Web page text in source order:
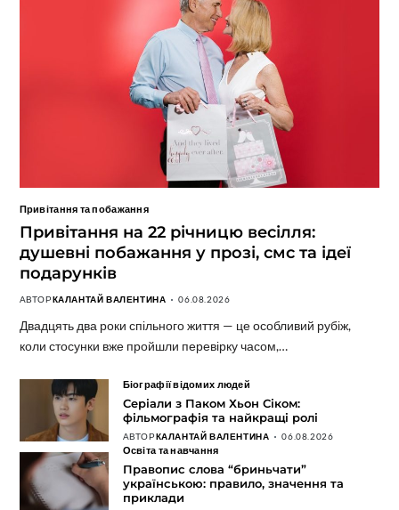
Привітання та побажання
Привітання на 22 річницю весілля:
душевні побажання у прозі, смс та ідеї
подарунків
АВТОРКАЛАНТАЙ ВАЛЕНТИНА 06.08.2026
Двадцять два роки спільного життя — це особливий рубіж,
коли стосунки вже пройшли перевірку часом,…
Біографії відомих людей
Серіали з Паком Хьон Сіком:
фільмографія та найкращі ролі
АВТОРКАЛАНТАЙ ВАЛЕНТИНА 06.08.2026
Освіта та навчання
Правопис слова “бриньчати”
українською: правило, значення та
приклади